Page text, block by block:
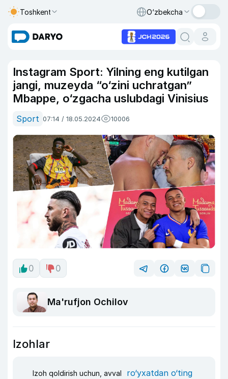
Toshkent O‘zbekcha
Instagram Sport: Yilning eng kutilgan
jangi, muzeyda “o‘zini uchratgan”
Mbappe, o‘zgacha uslubdagi Vinisius
Sport 07:14 / 18.05.2024 10006
0 0
Ma'rufjon Ochilov
Izohlar
Izoh qoldirish uchun, avval ro‘yxatdan o‘ting